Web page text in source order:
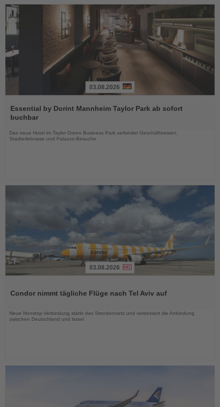
Sie
die
03.08.2026
Essential by Dorint Mannheim Taylor Park ab sofort
buchbar
Das neue Hotel im Taylor Green Business Park verbindet Geschäftsreisen,
Stadterlebnisse und Palazzo-Besuche
die
03.08.2026
Condor nimmt tägliche Flüge nach Tel Aviv auf
Neue Nonstop-Verbindung stärkt das Streckennetz und verbessert die Anbindung
zwischen Deutschland und Israel